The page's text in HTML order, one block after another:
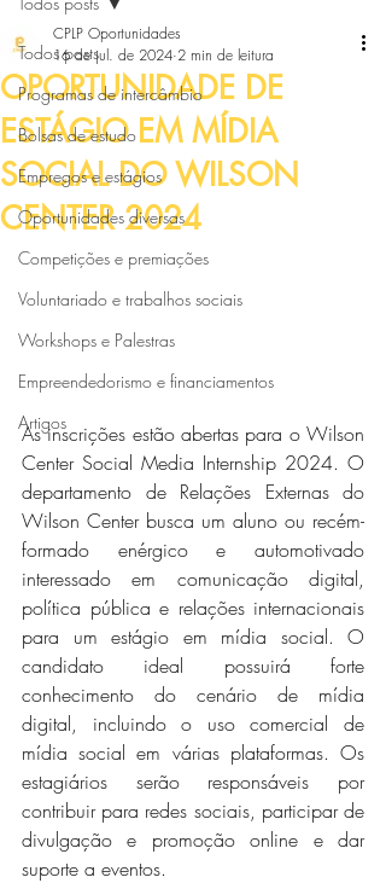
Todos posts
Programas de intercâmbio
Bolsas de estudo
Empregos e estágios
Oportunidades diversas
Competições e premiações
Voluntariado e trabalhos sociais
Workshops e Palestras
Empreendedorismo e financiamentos
Artigos
OPORTUNIDADE DE
ESTÁGIO EM MÍDIA
SOCIAL DO WILSON
CENTER 2024
CPLP Oportunidades
16 de jul. de 2024 2 min de leitura
As inscrições estão abertas para o Wilson
Center Social Media Internship 2024. O
departamento de Relações Externas do
Wilson Center busca um aluno ou recém-
formado enérgico e automotivado
interessado em comunicação digital,
política pública e relações internacionais
para um estágio em mídia social. O
candidato ideal possuirá forte
conhecimento do cenário de mídia
digital, incluindo o uso comercial de
mídia social em várias plataformas. Os
estagiários serão responsáveis ​​por
contribuir para redes sociais, participar de
divulgação e promoção online e dar
suporte a eventos.